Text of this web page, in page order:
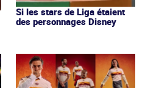
Si les stars de Liga étaient
des personnages Disney